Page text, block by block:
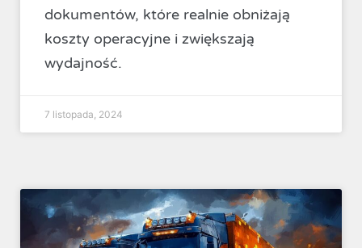
dokumentów, które realnie obniżają
koszty operacyjne i zwiększają
wydajność.
7 listopada, 2024